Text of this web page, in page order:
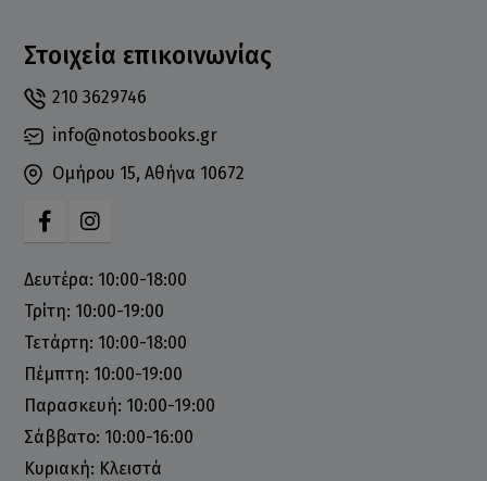
Στοιχεία επικοινωνίας
210 3629746
info@notosbooks.gr
Ομήρου 15, Αθήνα 10672
Δευτέρα: 10:00-18:00
Τρίτη: 10:00-19:00
Τετάρτη: 10:00-18:00
Πέμπτη: 10:00-19:00
Παρασκευή: 10:00-19:00
Σάββατο: 10:00-16:00
Κυριακή: Κλειστά